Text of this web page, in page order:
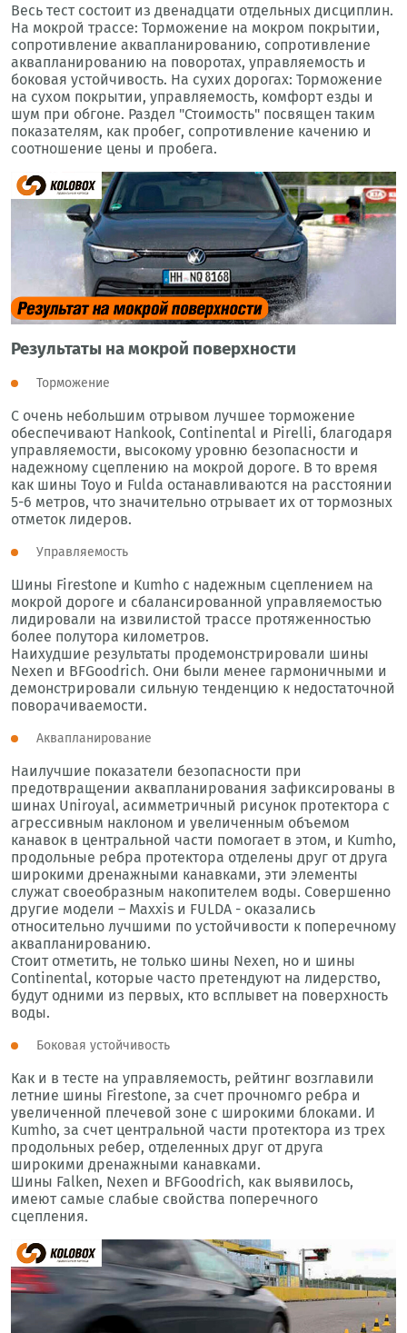
Весь тест состоит из двенадцати отдельных дисциплин.
На мокрой трассе: Торможение на мокром покрытии,
сопротивление аквапланированию, сопротивление
аквапланированию на поворотах, управляемость и
боковая устойчивость. На сухих дорогах: Торможение
на сухом покрытии, управляемость, комфорт езды и
шум при обгоне. Раздел "Стоимость" посвящен таким
показателям, как пробег, сопротивление качению и
соотношение цены и пробега.
Результаты на мокрой поверхности
Торможение
С очень небольшим отрывом лучшее торможение
обеспечивают Hankook, Continental и Pirelli, благодаря
управляемости, высокому уровню безопасности и
надежному сцеплению на мокрой дороге. В то время
как шины Toyo и Fulda останавливаются на расстоянии
5-6 метров, что значительно отрывает их от тормозных
отметок лидеров.
Управляемость
Шины Firestone и Kumho с надежным сцеплением на
мокрой дороге и сбалансированной управляемостью
лидировали на извилистой трассе протяженностью
более полутора километров.
Наихудшие результаты продемонстрировали шины
Nexen и BFGoodrich. Они были менее гармоничными и
демонстрировали сильную тенденцию к недостаточной
поворачиваемости.
Аквапланирование
Наилучшие показатели безопасности при
предотвращении аквапланирования зафиксированы в
шинах Uniroyal, асимметричный рисунок протектора с
агрессивным наклоном и увеличенным объемом
канавок в центральной части помогает в этом, и Kumho,
продольные ребра протектора отделены друг от друга
широкими дренажными канавками, эти элементы
служат своеобразным накопителем воды. Совершенно
другие модели – Maxxis и FULDA - оказались
относительно лучшими по устойчивости к поперечному
аквапланированию.
Стоит отметить, не только шины Nexen, но и шины
Continental, которые часто претендуют на лидерство,
будут одними из первых, кто всплывет на поверхность
воды.
Боковая устойчивость
Как и в тесте на управляемость, рейтинг возглавили
летние шины Firestone, за счет прочномго ребра и
увеличенной плечевой зоне с широкими блоками. И
Kumho, за счет центральной части протектора из трех
продольных ребер, отделенных друг от друга
широкими дренажными канавками.
Шины Falken, Nexen и BFGoodrich, как выявилось,
имеют самые слабые свойства поперечного
сцепления.